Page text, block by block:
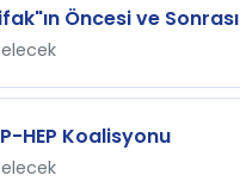
Öncesi ve Sonrası
HEP Koalisyonu